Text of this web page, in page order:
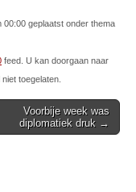
00:00 geplaatst onder thema
feed. U kan doorgaan naar
toegelaten.
Voorbije week was
diplomatiek druk →